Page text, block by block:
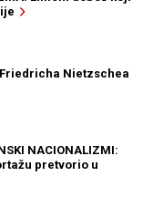
Friedricha Nietzschea
NACIONALIZMI:
pretvorio u